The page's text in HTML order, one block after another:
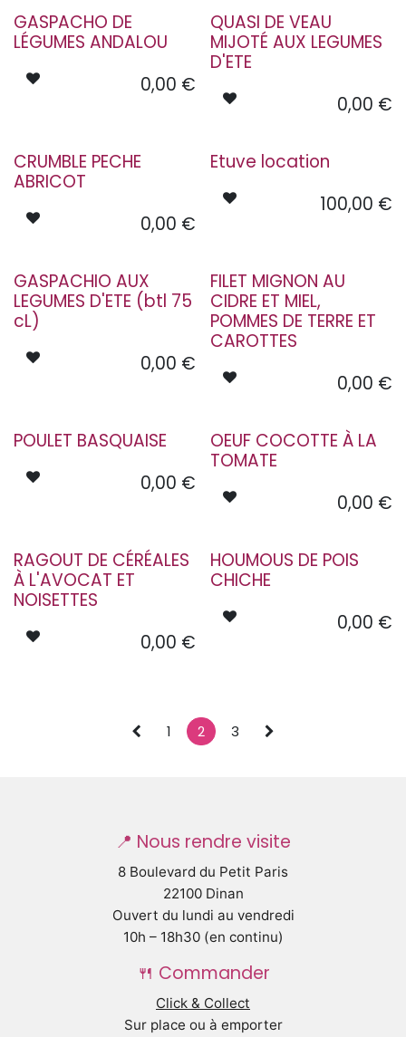
GASPACHO DE
LÉGUMES ANDALOU
0,00 €
QUASI DE VEAU
MIJOTÉ AUX LEGUMES
D'ETE
0,00 €
CRUMBLE PECHE
ABRICOT
0,00 €
Etuve location
100,00 €
GASPACHIO AUX
LEGUMES D'ETE (btl 75
cL)
0,00 €
FILET MIGNON AU
CIDRE ET MIEL,
POMMES DE TERRE ET
CAROTTES
0,00 €
POULET BASQUAISE
0,00 €
OEUF COCOTTE À LA
TOMATE
0,00 €
RAGOUT DE CÉRÉALES
À L'AVOCAT ET
NOISETTES
0,00 €
HOUMOUS DE POIS
CHICHE
0,00 €
1 2 3
📍 Nous rendre visite
8 Boulevard du Petit Paris
22100 Dinan
Ouvert du lundi au vendredi
10h – 18h30 (en continu)
🍴 Commander
Click & Collect
Sur place ou à emporter